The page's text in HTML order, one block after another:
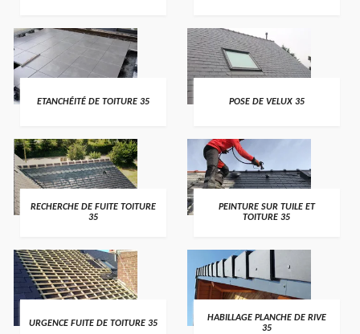
ETANCHÉITÉ DE TOITURE 35 POSE DE VELUX 35
RECHERCHE DE FUITE TOITURE
35
PEINTURE SUR TUILE ET
TOITURE 35
URGENCE FUITE DE TOITURE 35
HABILLAGE PLANCHE DE RIVE
35